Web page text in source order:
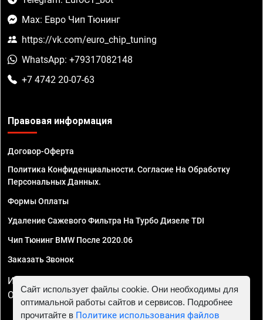
Max: Евро Чип Тюнинг
https://vk.com/euro_chip_tuning
WhatsApp: +79317082148
+7 4742 20-07-63
Правовая информация
Договор-Оферта
Политика Конфиденциальности. Согласие На Обработку
Персональных Данных.
Формы Оплаты
Удаление Сажевого Фильтра На Турбо Дизеле TDI
Чип Тюнинг BMW После 2020.06
Заказать Звонок
ИП Смирнов Георгий Павлович. ИНН 781302555843,
ОГРНИП 324470400032610
Сайт использует файлы cookie. Они необходимы для
оптимальной работы сайтов и сервисов. Подробнее
прочитайте в Политике использования файлов